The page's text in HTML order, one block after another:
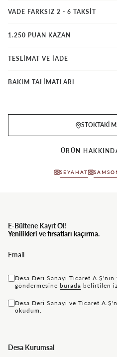
VADE FARKSIZ 2 - 6 TAKSIT
1.250 PUAN KAZAN
TESLİMAT VE İADE
BAKIM TALİMATLARI
STOKTAKI
ÜRÜN
SEYAHAT
E-Bültene Kayıt Ol!
Yenilikleri ve fırsatları kaçırma.
Desa Deri Sanayi Ticaret
göndermesine bu rada belirtilen
Desa Deri Sanayi ve Ticaret
okudum.
Desa Kurumsal